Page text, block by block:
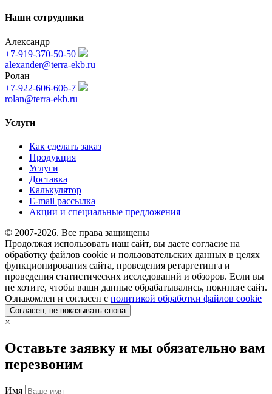
Наши сотрудники
Александр
+7-919-370-50-50
alexander@terra-ekb.ru
Ролан
+7-922-606-606-7
rolan@terra-ekb.ru
Услуги
Как сделать заказ
Продукция
Услуги
Доставка
Калькулятор
E-mail рассылка
Акции и специальные предложения
© 2007-2026. Все права защищены
Продолжая использовать наш сайт, вы даете согласие на
обработку файлов cookie и пользовательских данных в целях
функционирования сайта, проведения ретаргетинга и
проведения статистических исследований и обзоров. Если вы
не хотите, чтобы ваши данные обрабатывались, покиньте сайт.
Ознакомлен и согласен с политикой обработки файлов cookie
Согласен, не показывать снова
×
Оставьте заявку и мы обязательно вам
перезвоним
Имя